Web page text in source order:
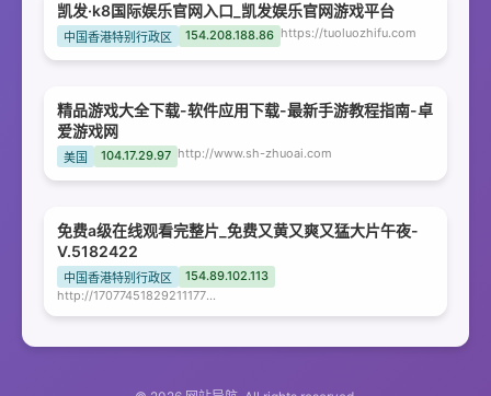
凯发·k8国际娱乐官网入口_凯发娱乐官网游戏平台
中国香港特别行政区 154.208.188.86 https://tuoluozhifu.com
精品游戏大全下载-软件应用下载-最新手游教程指南-卓
爱游戏网
美国 104.17.29.97 http://www.sh-zhuoai.com
免费a级在线观看完整片_免费又黄又爽又猛大片午夜-
V.5182422
中国香港特别行政区
154.89.102.113
http://1707745182921117778.1kb3l.cn